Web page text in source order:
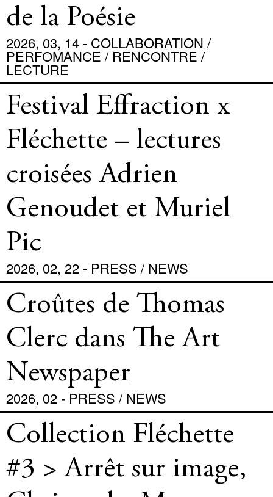
de la Poésie
2026, 03, 14 - COLLABORATION /
PERFOMANCE / RENCONTRE /
LECTURE
Festival Effraction x
Fléchette – lectures
croisées Adrien
Genoudet et Muriel
Pic
2026, 02, 22 - PRESS / NEWS
Croûtes de Thomas
Clerc dans The Art
Newspaper
2026, 02 - PRESS / NEWS
Collection Fléchette
#3 > Arrêt sur image,